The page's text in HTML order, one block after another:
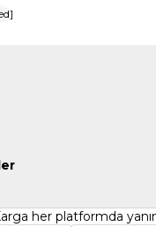
her platformda